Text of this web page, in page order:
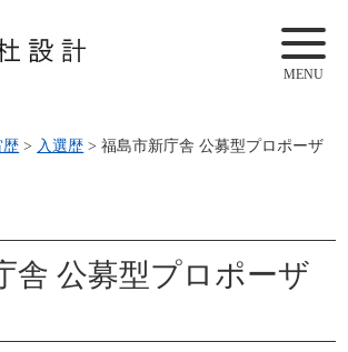
MENU
歴 > 入選歴 >福島市新庁舎 公募型プロポーザ
舎 公募型プロポーザ